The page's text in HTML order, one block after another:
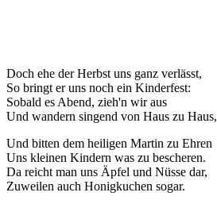
Doch ehe der Herbst uns ganz verlässt,
So bringt er uns noch ein Kinderfest:
Sobald es Abend, zieh'n wir aus
Und wandern singend von Haus zu Haus,
Und bitten dem heiligen Martin zu Ehren
Uns kleinen Kindern was zu bescheren.
Da reicht man uns Äpfel und Nüsse dar,
Zuweilen auch Honigkuchen sogar.